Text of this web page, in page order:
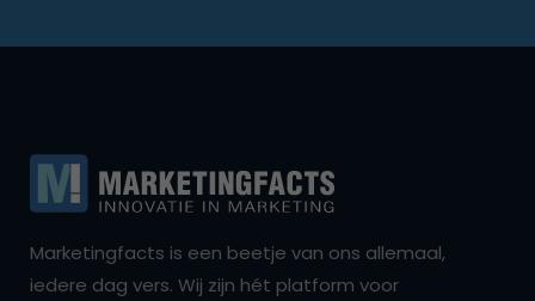
Marketingfacts is een beetje van ons allemaal,
iedere dag vers. Wij zijn hét platform voor